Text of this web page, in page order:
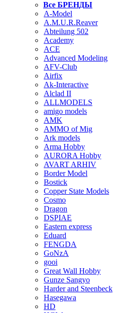
Все БРЕНДЫ
A-Model
A.M.U.R.Reaver
Abteilung 502
Academy
ACE
Advanced Modeling
AFV-Club
Airfix
Ak-Interactive
Alclad II
ALLMODELS
amigo models
AMK
AMMO of Mig
Ark models
Arma Hobby
AURORA Hobby
AVART ARHIV
Border Model
Bostick
Copper State Models
Cosmo
Dragon
DSPIAE
Eastern express
Eduard
FENGDA
GoNzA
gooi
Great Wall Hobby
Gunze Sangyo
Harder and Steenbeck
Hasegawa
HD